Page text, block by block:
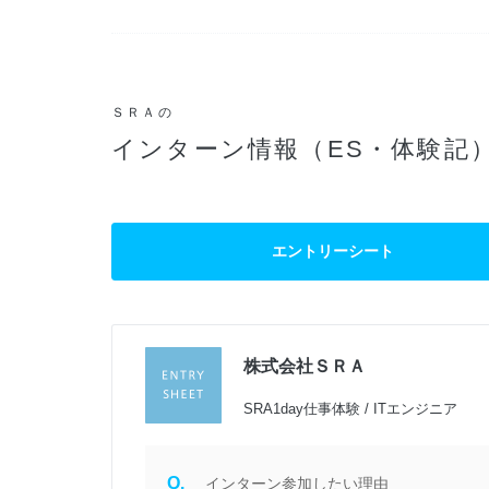
ＳＲＡの
インターン情報（ES・体験記）
エントリーシート
株式会社ＳＲＡ
SRA1day仕事体験 / ITエンジニア
Q. インターン参加したい理由